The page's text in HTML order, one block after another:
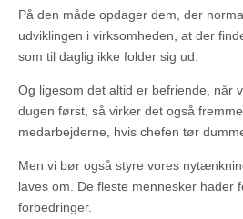
På den måde opdager dem, der
udviklingen i virksomheden, at der
som til daglig ikke folder sig ud.
Og ligesom det altid er befriende, når
dugen først, så virker det også
medarbejderne, hvis chefen tør
Men vi bør også styre vores
laves om. De fleste mennesker hader
forbedringer.